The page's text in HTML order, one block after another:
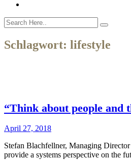
Schlagwort: lifestyle
“Think about people and
April 27, 2018
Stefan Blachfellner, Managing
provide a systems perspective on the